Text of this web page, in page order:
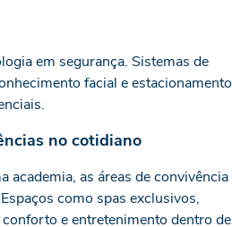
em segurança. Sistemas de
facial e estacionamento
no cotidiano
academia, as áreas de convivência
como spas exclusivos,
e entretenimento dentro de